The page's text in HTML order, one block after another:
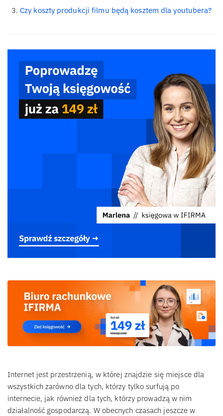
Czy koszty produkcji filmu będą kosztem dla youtubera?
Internet jest przestrzenią, w której znajdzie się miejsce dla
wszystkich zarówno dla tych, którzy tylko surfują po
internecie, jak również dla tych, którzy prowadzą w nim
działalność gospodarczą. W obecnych czasach jeszcze w